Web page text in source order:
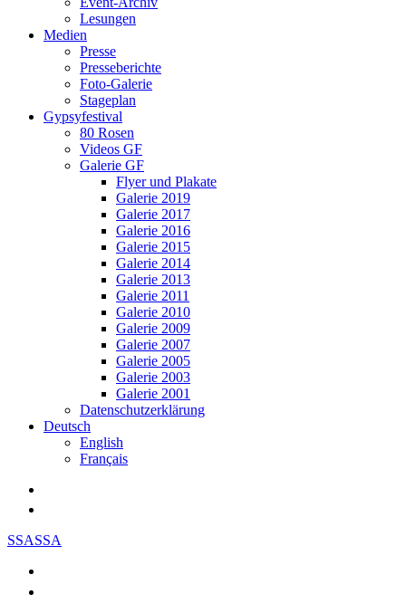
Lesungen
Medien
Presse
Presseberichte
Foto-Galerie
Stageplan
Gypsyfestival
80 Rosen
Videos GF
Galerie GF
Flyer und Plakate
Galerie 2019
Galerie 2017
Galerie 2016
Galerie 2015
Galerie 2014
Galerie 2013
Galerie 2011
Galerie 2010
Galerie 2009
Galerie 2007
Galerie 2005
Galerie 2003
Galerie 2001
Datenschutzerklärung
Deutsch
English
Français
SSASSA